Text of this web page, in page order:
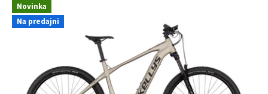
Novinka
Na predajni